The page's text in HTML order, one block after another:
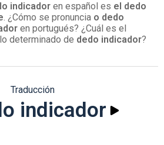
indicador en español es el dedo
. ¿Cómo se pronuncia o dedo
en portugués? ¿Cuál es el
determinado de dedo indicador?
Traducción
indicador